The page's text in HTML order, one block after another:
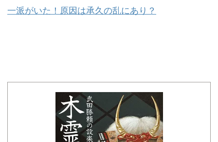
一派がいた！原因は承久の乱にあり？